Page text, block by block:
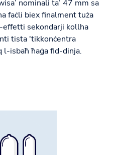
nominali ta’ 47 mm sa
faċli biex finalment tuża
sekondarji kollha
tista 'tikkonċentra
isbaħ ħaġa fid-dinja.